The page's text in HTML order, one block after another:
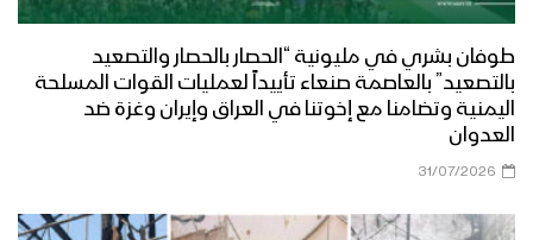
طوفان بشري في مليونية “الحصار بالحصار والتصعيد
بالتصعيد” بالعاصمة صنعاء تأييداً لعمليات القوات المسلحة
اليمنية وتضامنا مع إخوتنا في العراق وإيران وغزة ضد
العدوان
31/07/2026